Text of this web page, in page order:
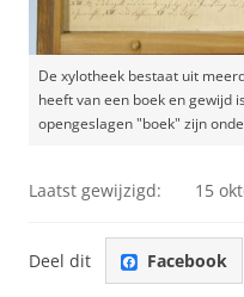
De xylotheek bestaat uit
heeft van een boek en gewijd
opengeslagen "boek" zijn
Laatst gewijzigd: 15
Deel dit Facebook